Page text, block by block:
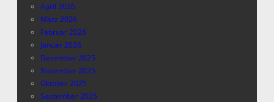
April 2026
März 2026
Februar 2026
Januar 2026
Dezember 2025
November 2025
Oktober 2025
September 2025